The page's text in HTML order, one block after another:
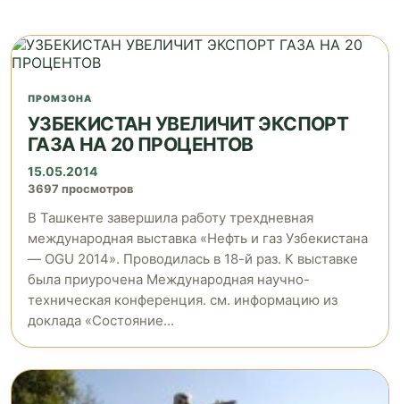
ПРОМЗОНА
УЗБЕКИСТАН УВЕЛИЧИТ ЭКСПОРТ
ГАЗА НА 20 ПРОЦЕНТОВ
15.05.2014
3697 просмотров
В Ташкенте завершила работу трехдневная
международная выставка «Нефть и газ Узбекистана
— OGU 2014». Проводилась в 18-й раз. К выставке
была приурочена Международная научно-
техническая конференция. см. информацию из
доклада «Состояние...